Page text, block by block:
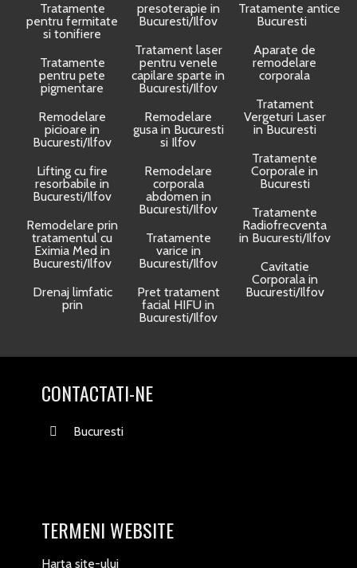
Tratamente
pentru fermitate
si tonifiere
Tratamente
pentru pete
pigmentare
Remodelare
picioare in
Bucuresti/Ilfov
Lifting cu fire
resorbabile in
Bucuresti/Ilfov
Remodelare prin
tratamentul cu
Eximia Med in
Bucuresti/Ilfov
Drenaj limfatic
prin
presoterapie in
Bucuresti/Ilfov
Tratament laser
pentru venele
capilare sparte in
Bucuresti/Ilfov
Remodelare
gusa in Bucuresti
si Ilfov
Remodelare
corporala
abdomen in
Bucuresti/Ilfov
Tratamente
varice in
Bucuresti/Ilfov
Pret tratament
facial HIFU in
Bucuresti/Ilfov
Tratamente
Bucuresti
Aparate de
remodelare
corporala
Tratament
Vergeturi Laser
in Bucuresti
Tratamente
Corporale in
Bucuresti
Tratamente
Radiofrecventa
in Bucuresti/Ilfov
Cavitatie
Corporala in
Bucuresti/Ilfov
CONTACTATI-NE
Bucuresti
TERMENI WEBSITE
Harta site-ului